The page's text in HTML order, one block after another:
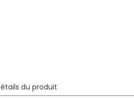
du produit